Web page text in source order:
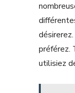
préférez.
utilisiez